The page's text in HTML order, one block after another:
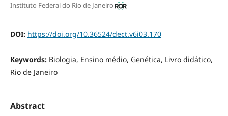
Instituto Federal do Rio de Janeiro
DOI: https://doi.org/10.36524/dect.v6i03.170
Keywords: Biologia, Ensino médio, Genética, Livro didático,
Rio de Janeiro
Abstract